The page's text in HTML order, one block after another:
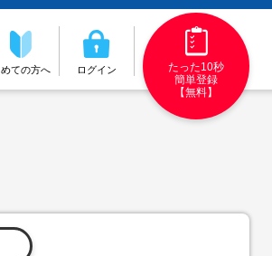
ての方へ ログイン
たった10秒
簡単登録
【無料】